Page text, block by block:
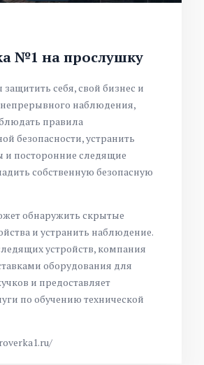
№1 на прослушку
себя, свой бизнес и
наблюдения,
правила
безопасности, устранить
и посторонние следящие
собственную безопасную
обнаружить скрытые
и устранить наблюдение.
устройств, компания
оборудования для
и предоставляет
по обучению технической